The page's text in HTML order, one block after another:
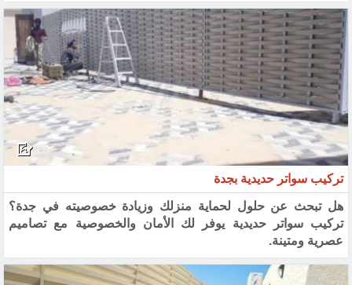
تركيب سواتر حديدية بجدة
هل تبحث عن حلول لحماية منزلك وزيادة خصوصيته في جدة؟
تركيب سواتر حديدية يوفر لك الأمان والخصوصية مع تصاميم
عصرية ومتينة.